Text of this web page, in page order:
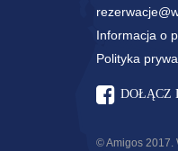
Informacja o
Polityka
DOŁĄCZ
© Amigos 2017.